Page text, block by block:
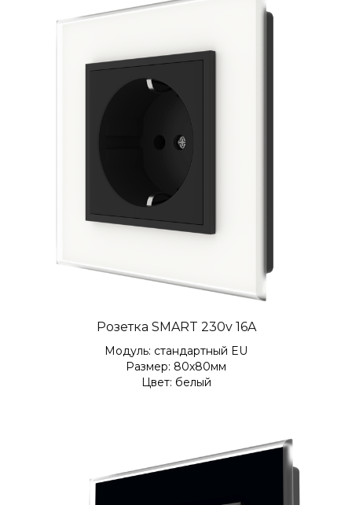
Розетка SMART 230v 16A
Модуль: стандартный EU
Размер: 80х80мм
Цвет: белый